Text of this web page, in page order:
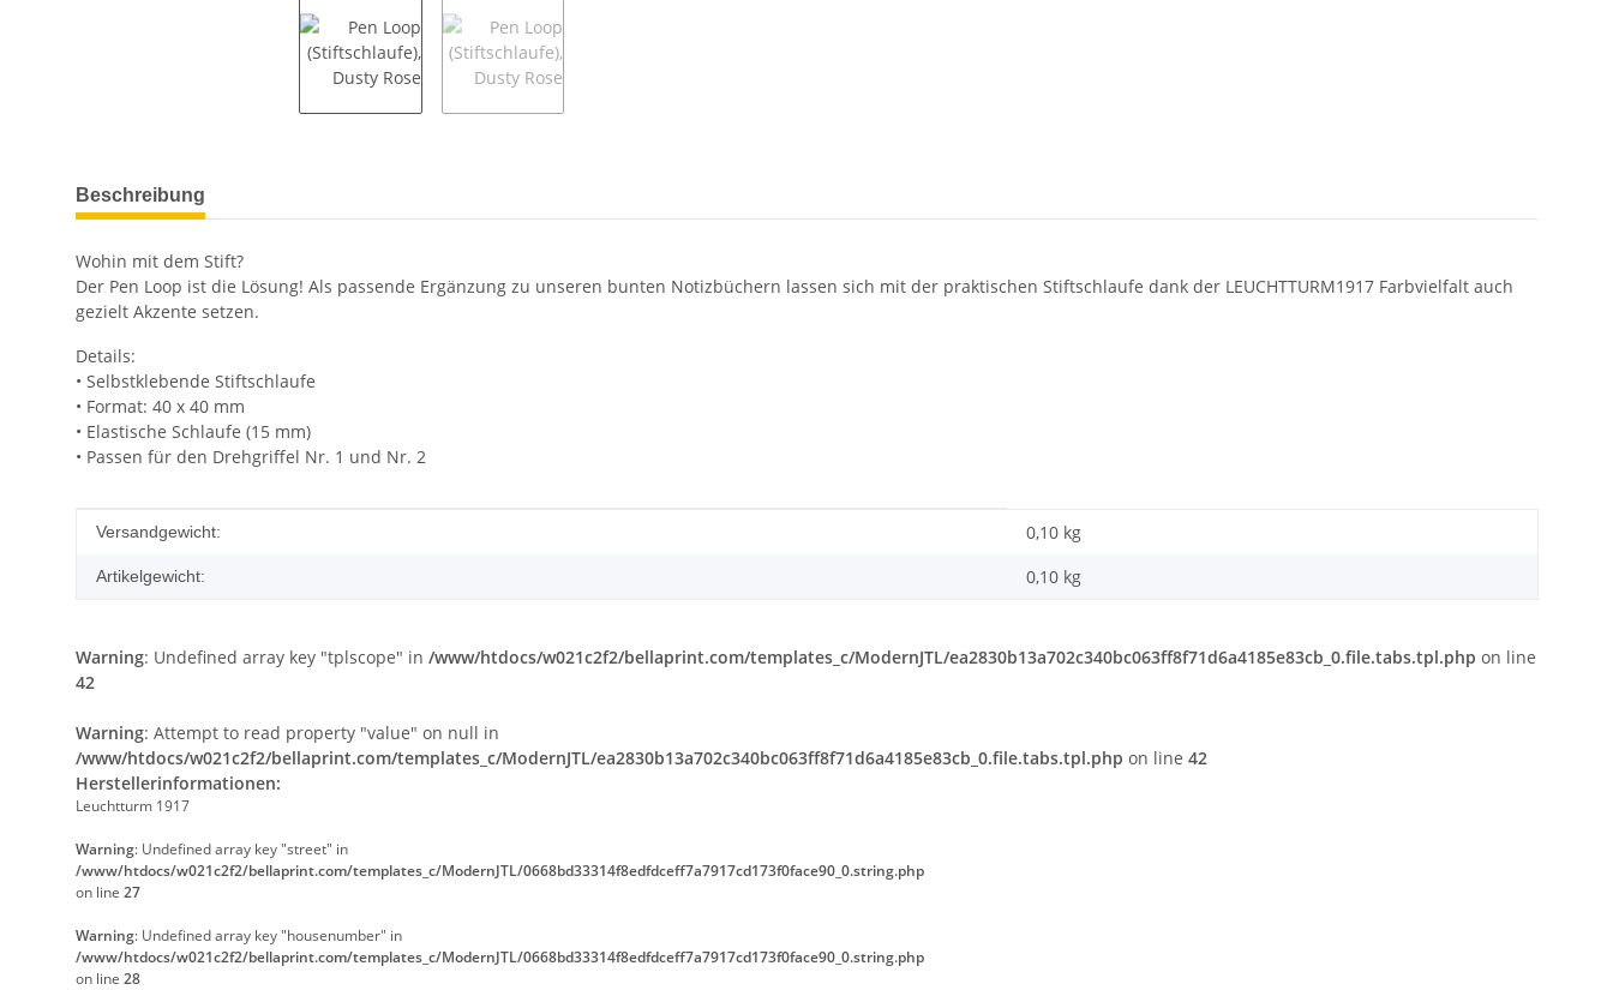
weitere Registerkarten anzeigen
Beschreibung
Wohin mit dem Stift?
Der Pen Loop ist die Lösung! Als passende Ergänzung zu unseren bunten Notizbüchern lassen sich mit der praktischen Stiftschlaufe dank der LEUCHTTURM1917 Farbvielfalt auch
gezielt Akzente setzen.
Details:
• Selbstklebende Stiftschlaufe
• Format: 40 x 40 mm
• Elastische Schlaufe (15 mm)
• Passen für den Drehgriffel Nr. 1 und Nr. 2
Produkteigenschaft
Wert
Versandgewicht: 0,10 kg
Artikelgewicht: 0,10 kg
Warning: Undefined array key "tplscope" in /www/htdocs/w021c2f2/bellaprint.com/templates_c/ModernJTL/ea2830b13a702c340bc063ff8f71d6a4185e83cb_0.file.tabs.tpl.php on line
42
Warning: Attempt to read property "value" on null in
/www/htdocs/w021c2f2/bellaprint.com/templates_c/ModernJTL/ea2830b13a702c340bc063ff8f71d6a4185e83cb_0.file.tabs.tpl.php on line 42
Herstellerinformationen:
Leuchtturm 1917
Warning: Undefined array key "street" in
/www/htdocs/w021c2f2/bellaprint.com/templates_c/ModernJTL/0668bd33314f8edfdceff7a7917cd173f0face90_0.string.php
on line 27
Warning: Undefined array key "housenumber" in
/www/htdocs/w021c2f2/bellaprint.com/templates_c/ModernJTL/0668bd33314f8edfdceff7a7917cd173f0face90_0.string.php
on line 28